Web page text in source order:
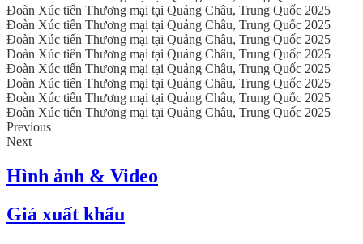
Đoàn Xúc tiến Thương mại tại Quảng Châu, Trung Quốc 2025
Đoàn Xúc tiến Thương mại tại Quảng Châu, Trung Quốc 2025
Đoàn Xúc tiến Thương mại tại Quảng Châu, Trung Quốc 2025
Đoàn Xúc tiến Thương mại tại Quảng Châu, Trung Quốc 2025
Đoàn Xúc tiến Thương mại tại Quảng Châu, Trung Quốc 2025
Đoàn Xúc tiến Thương mại tại Quảng Châu, Trung Quốc 2025
Đoàn Xúc tiến Thương mại tại Quảng Châu, Trung Quốc 2025
Đoàn Xúc tiến Thương mại tại Quảng Châu, Trung Quốc 2025
Previous
Next
Hình ảnh & Video
Giá xuất khẩu